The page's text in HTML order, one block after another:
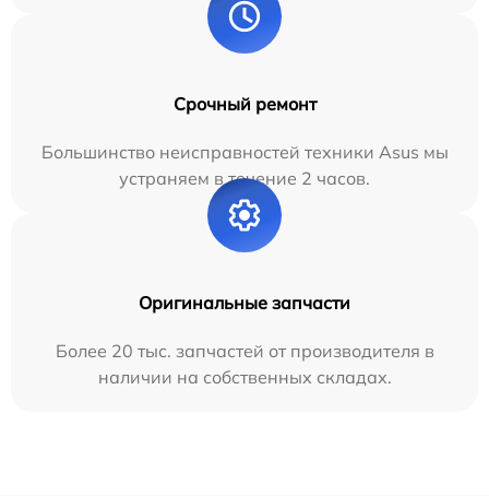
Срочный ремонт
Большинство неисправностей техники Asus мы
устраняем в течение 2 часов.
Оригинальные запчасти
Более 20 тыс. запчастей от производителя в
наличии на собственных складах.